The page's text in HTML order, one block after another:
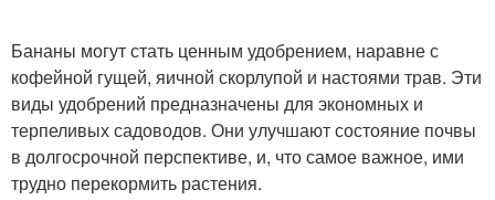
Бананы могут стать ценным удобрением, наравне с
кофейной гущей, яичной скорлупой и настоями трав. Эти
виды удобрений предназначены для экономных и
терпеливых садоводов. Они улучшают состояние почвы
в долгосрочной перспективе, и, что самое важное, ими
трудно перекормить растения.